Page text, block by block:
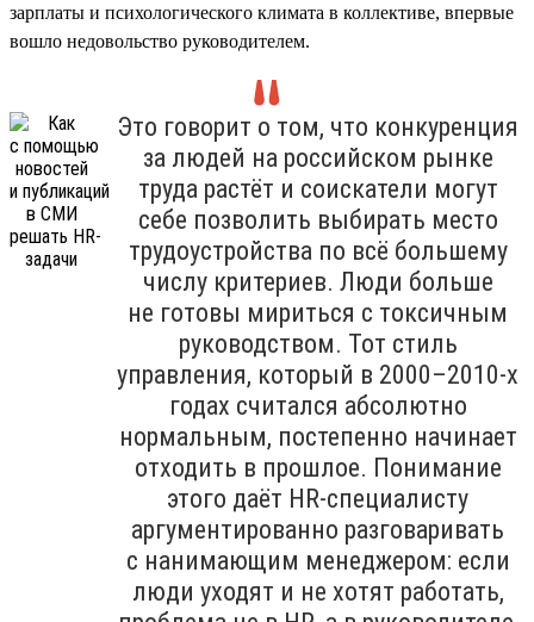
зарплаты и психологического климата в коллективе, впервые
вошло недовольство руководителем.
Это говорит о том, что конкуренция
за людей на российском рынке
труда растёт и соискатели могут
себе позволить выбирать место
трудоустройства по всё большему
числу критериев. Люди больше
не готовы мириться с токсичным
руководством. Тот стиль
управления, который в 2000–2010-х
годах считался абсолютно
нормальным, постепенно начинает
отходить в прошлое. Понимание
этого даёт HR-специалисту
аргументированно разговаривать
с нанимающим менеджером: если
люди уходят и не хотят работать,